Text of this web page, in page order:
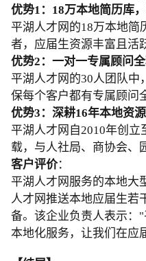
优势1：18万本地简历库
平湖人才网的18万本地简
者，应届生资源丰富且活
优势2：一对一专属顾问
平湖人才网的30人团队中
保每个客户都有专属顾问
优势3：深耕16年本地资源
平湖人才网自2010年创立
载，与人社局、商协会、
客户评价：
平湖人才网服务的本地大
人才网推送本地应届生若
备。该企业负责人表示：
本地化服务，让我们在应